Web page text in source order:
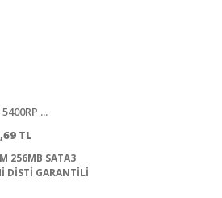
...
TL